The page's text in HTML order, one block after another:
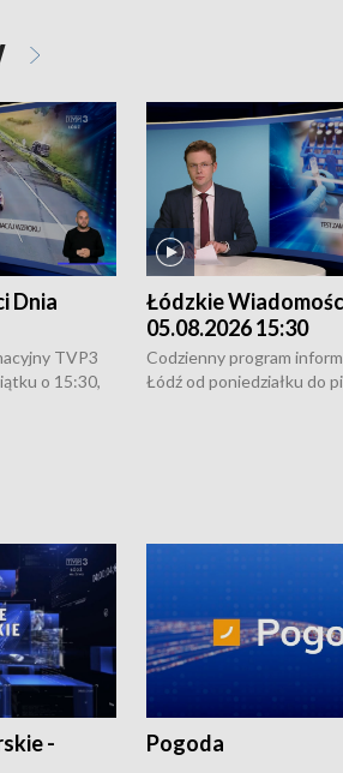
Dnia
TVP3
o 15:30,
Łódzkie
05.08.2026 15:30
Codzienny program
Łódź od poniedziałku do
-
Pogoda